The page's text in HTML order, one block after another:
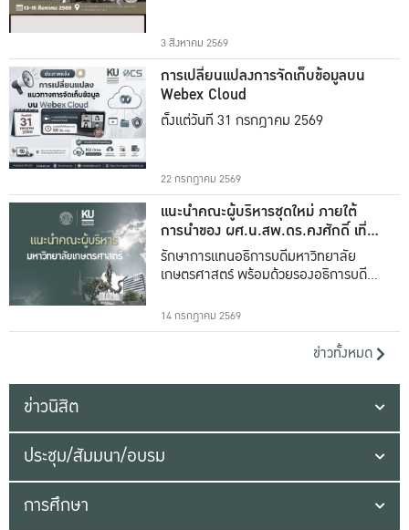
3 สิงหาคม 2569
การเปลี่ยนแปลงการจัดเก็บข้อมูลบน
Webex Cloud
ตั้งแต่วันที่ 31 กรกฎาคม 2569
22 กรกฎาคม 2569
แนะนำคณะผู้บริหารชุดใหม่ ภายใต้
การนำของ ผศ.น.สพ.ดร.คงศักดิ์ เที่ยง
ธรรม
รักษาการแทนอธิการบดีมหาวิทยาลัย
เกษตรศาสตร์ พร้อมด้วยรองอธิการบดีทั้ง
14 กรกฎาคม 2569
ข่าวทั้งหมด
ข่าวนิสิต
ประชุม/สัมมนา/อบรม
การศึกษา